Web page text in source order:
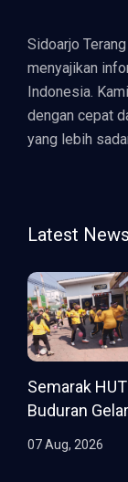
Sidoarjo
menyajikan
Indonesia.
dengan cepat
yang lebih
Latest News
Semarak
Buduran
07 Aug, 2026